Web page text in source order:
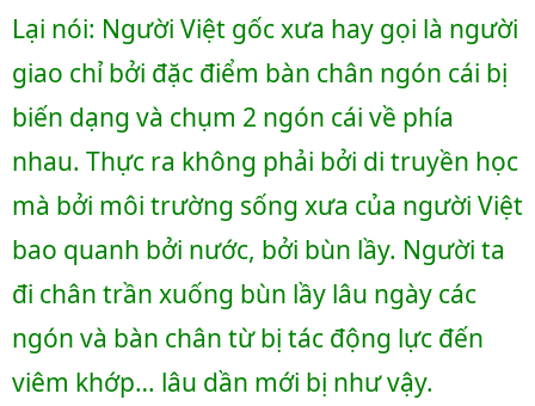
Lại nói: Người Việt gốc xưa hay gọi là người
giao chỉ bởi đặc điểm bàn chân ngón cái bị
biến dạng và chụm 2 ngón cái về phía
nhau. Thực ra không phải bởi di truyền học
mà bởi môi trường sống xưa của người Việt
bao quanh bởi nước, bởi bùn lầy. Người ta
đi chân trần xuống bùn lầy lâu ngày các
ngón và bàn chân từ bị tác động lực đến
viêm khớp… lâu dần mới bị như vậy.